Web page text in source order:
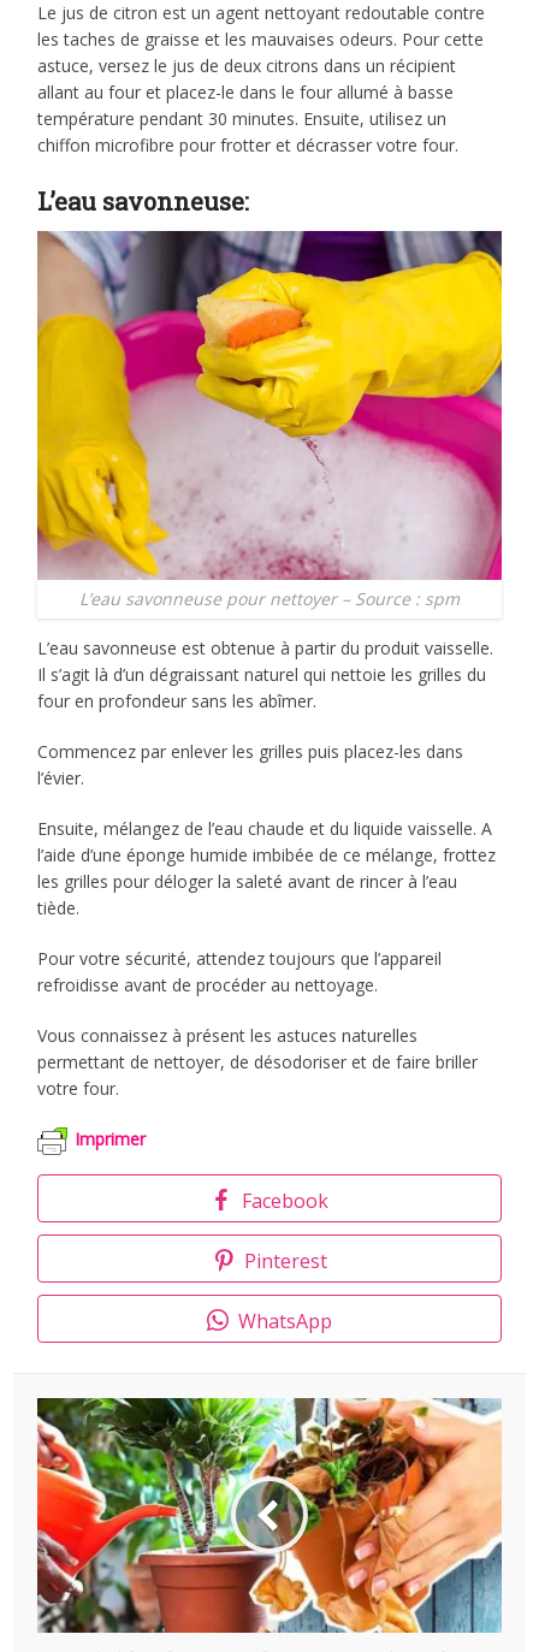
Le jus de citron est un agent nettoyant redoutable contre
les taches de graisse et les mauvaises odeurs. Pour cette
astuce, versez le jus de deux citrons dans un récipient
allant au four et placez-le dans le four allumé à basse
température pendant 30 minutes. Ensuite, utilisez un
chiffon microfibre pour frotter et décrasser votre four.
L’eau savonneuse:
L’eau savonneuse pour nettoyer – Source : spm
L’eau savonneuse est obtenue à partir du produit vaisselle.
Il s’agit là d’un dégraissant naturel qui nettoie les grilles du
four en profondeur sans les abîmer.
Commencez par enlever les grilles puis placez-les dans
l’évier.
Ensuite, mélangez de l’eau chaude et du liquide vaisselle. A
l’aide d’une éponge humide imbibée de ce mélange, frottez
les grilles pour déloger la saleté avant de rincer à l’eau
tiède.
Pour votre sécurité, attendez toujours que l’appareil
refroidisse avant de procéder au nettoyage.
Vous connaissez à présent les astuces naturelles
permettant de nettoyer, de désodoriser et de faire briller
votre four.
Imprimer
Facebook
Pinterest
WhatsApp